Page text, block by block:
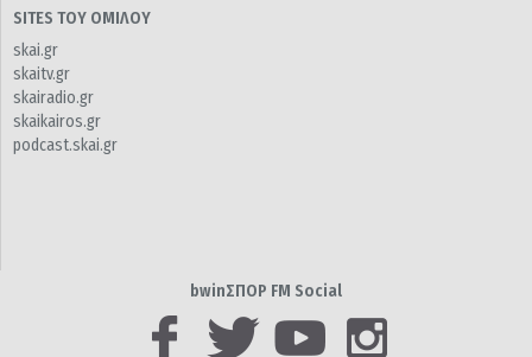
SITES ΤΟΥ ΟΜΙΛΟΥ
skai.gr
skaitv.gr
skairadio.gr
skaikairos.gr
podcast.skai.gr
bwinΣΠΟΡ FM Social